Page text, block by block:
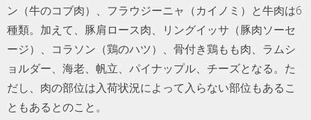
ン（牛のコブ肉）、フラウジーニャ（カイノミ）と牛肉は6
種類。加えて、豚肩ロース肉、リングイッサ（豚肉ソーセ
ージ）、コラソン（鶏のハツ）、骨付き鶏もも肉、ラムシ
ョルダー、海老、帆立、パイナップル、チーズとなる。た
だし、肉の部位は入荷状況によって入らない部位もあるこ
ともあるとのこと。